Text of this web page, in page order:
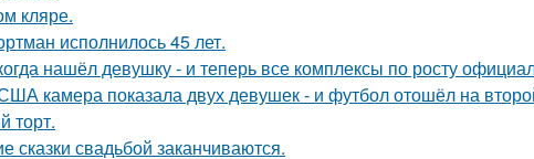
кляре.
исполнилось 45 лет.
нашёл девушку - и теперь все комплексы по росту
камера показала двух девушек - и футбол отошёл на
торт.
сказки свадьбой заканчиваются.